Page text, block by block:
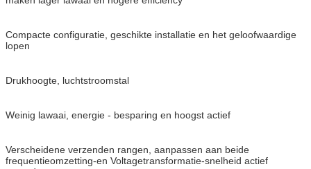
Compacte configuratie, geschikte installatie en het geloofwaardige
lopen
Drukhoogte, luchtstroomstal
Weinig lawaai, energie - besparing en hoogst actief
Verscheidene verzenden rangen, aanpassen aan beide
frequentieomzetting-en Voltagetransformatie-snelheid actief